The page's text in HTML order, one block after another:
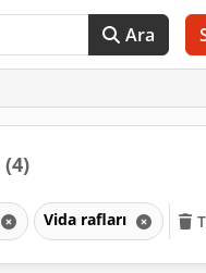
Ara
(4)
Vida rafları